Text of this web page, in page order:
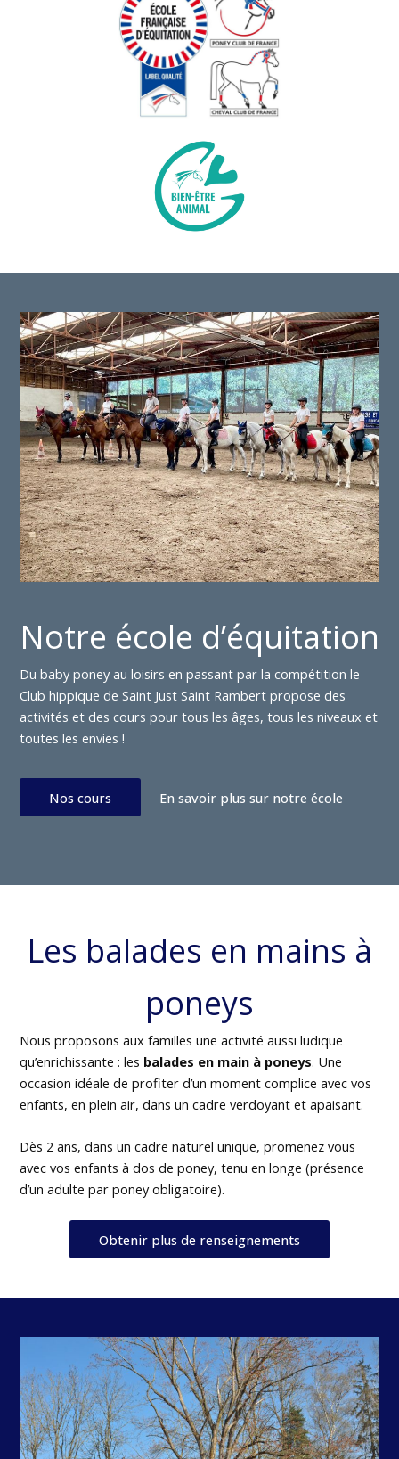
Notre école d’équitation
Du baby poney au loisirs en passant par la compétition le
Club hippique de Saint Just Saint Rambert propose des
activités et des cours pour tous les âges, tous les niveaux et
toutes les envies !
Nos cours En savoir plus sur notre école
Les balades en mains à
poneys
Nous proposons aux familles une activité aussi ludique
qu’enrichissante : les balades en main à poneys. Une
occasion idéale de profiter d’un moment complice avec vos
enfants, en plein air, dans un cadre verdoyant et apaisant.
Dès 2 ans, dans un cadre naturel unique, promenez vous
avec vos enfants à dos de poney, tenu en longe (présence
d’un adulte par poney obligatoire).
Obtenir plus de renseignements